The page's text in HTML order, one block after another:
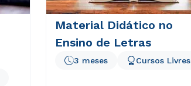
Material Didático no
Ensino de Letras
3 meses Cursos Livres